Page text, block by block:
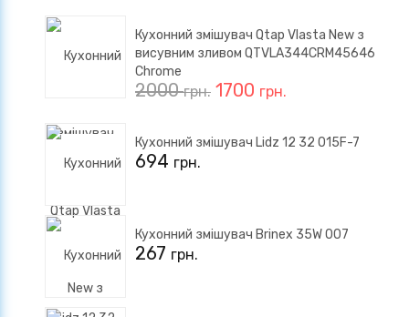
Кухонний змішувач Qtap Vlasta New з
висувним зливом QTVLA344CRM45646
Chrome
2000грн. 1700 грн.
Кухонний змішувач Lidz 12 32 015F-7
694 грн.
Кухонний змішувач Brinex 35W 007
267 грн.